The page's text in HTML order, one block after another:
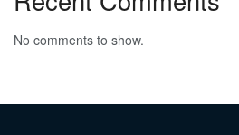
No comments to show.